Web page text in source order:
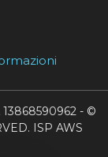
- ©
ISP AWS